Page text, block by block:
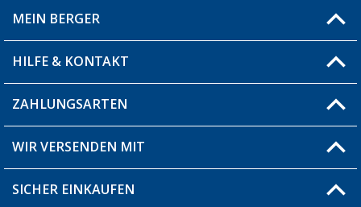
Filiale finden
MEIN BERGER
Blog
Produkttester
Über uns
HILFE & KONTAKT
Fragen & Antworten / FAQ
Versandinformationen
ZAHLUNGSARTEN
WIR VERSENDEN MIT
SICHER EINKAUFEN